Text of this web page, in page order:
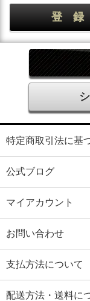
特定商取引法に基
公式ブログ
マイアカウント
お問い合わせ
支払方法について
配送方法・送料に